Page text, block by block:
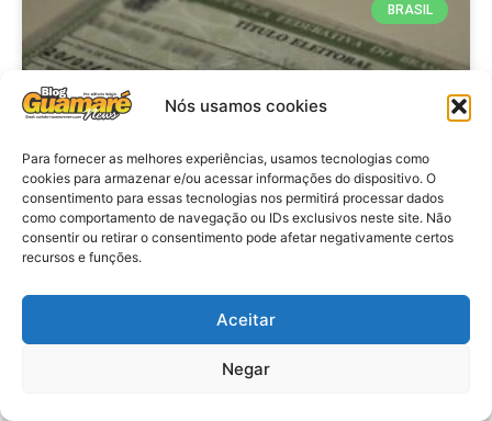
Nós usamos cookies
Para fornecer as melhores experiências, usamos tecnologias como
cookies para armazenar e/ou acessar informações do dispositivo. O
consentimento para essas tecnologias nos permitirá processar dados
como comportamento de navegação ou IDs exclusivos neste site. Não
consentir ou retirar o consentimento pode afetar negativamente certos
recursos e funções.
Aceitar
Negar
BRASIL
Brasil: Policia Federal investiga
antes das eleições